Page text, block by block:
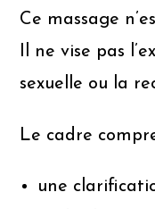
Ce massage
Il ne vise pas
sexuelle ou la
Le cadre
une